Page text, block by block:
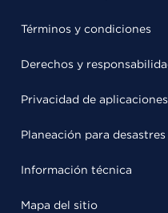
Términos y condiciones
Derechos y
Privacidad de
Planeación para desastres
Información técnica
Mapa del sitio